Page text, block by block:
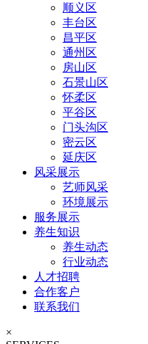
顺义区
丰台区
昌平区
通州区
房山区
石景山区
怀柔区
平谷区
门头沟区
密云区
延庆区
风采展示
艺师风采
环境展示
服务展示
养生知识
养生动态
行业动态
人才招聘
合作客户
联系我们
×